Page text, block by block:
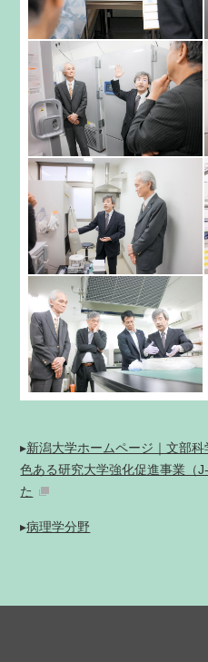
▸新潟大学ホームページ｜文部
色ある研究大学強化促進事業（
た
▸病理学分野